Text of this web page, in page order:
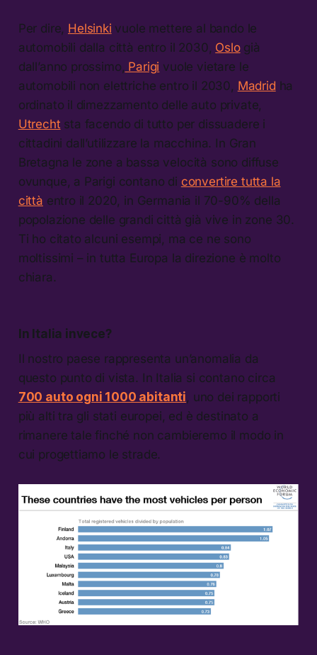
Per dire, Helsinki vuole mettere al bando le
automobili dalla città entro il 2030, Oslogià
dall’anno prossimo, Parigi vuole vietare le
automobili non elettriche entro il 2030, Madrid ha
ordinato il dimezzamento delle auto private,
Utrecht sta facendo di tutto per dissuadere i
cittadini dall’utilizzare la macchina. In Gran
Bretagna le zone a bassa velocità sono diffuse
ovunque, a Parigi contano di convertire tutta la
città entro il 2020, in Germania il 70-90% della
popolazione delle grandi città già vive in zone 30.
Ti ho citato alcuni esempi, ma ce ne sono
moltissimi – in tutta Europa la direzione è molto
chiara.
In Italia invece?
Il nostro paese rappresenta un’anomalia da
questo punto di vista. In Italia si contano circa
700 auto ogni 1000 abitanti, uno dei rapporti
più alti tra gli stati europei, ed è destinato a
rimanere tale finché non cambieremo il modo in
cui progettiamo le strade.